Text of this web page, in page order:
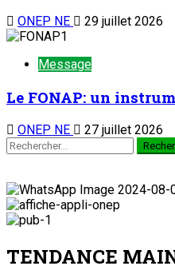
ONEP NE 29 juillet 2026
Message
Le FONAP: un
ONEP NE 27 juillet 2026
TENDANCE